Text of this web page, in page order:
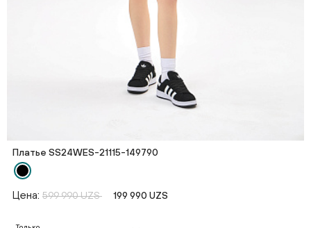
Платье SS24WES-21115-149790
Цена: 599 990 UZS 199 990 UZS